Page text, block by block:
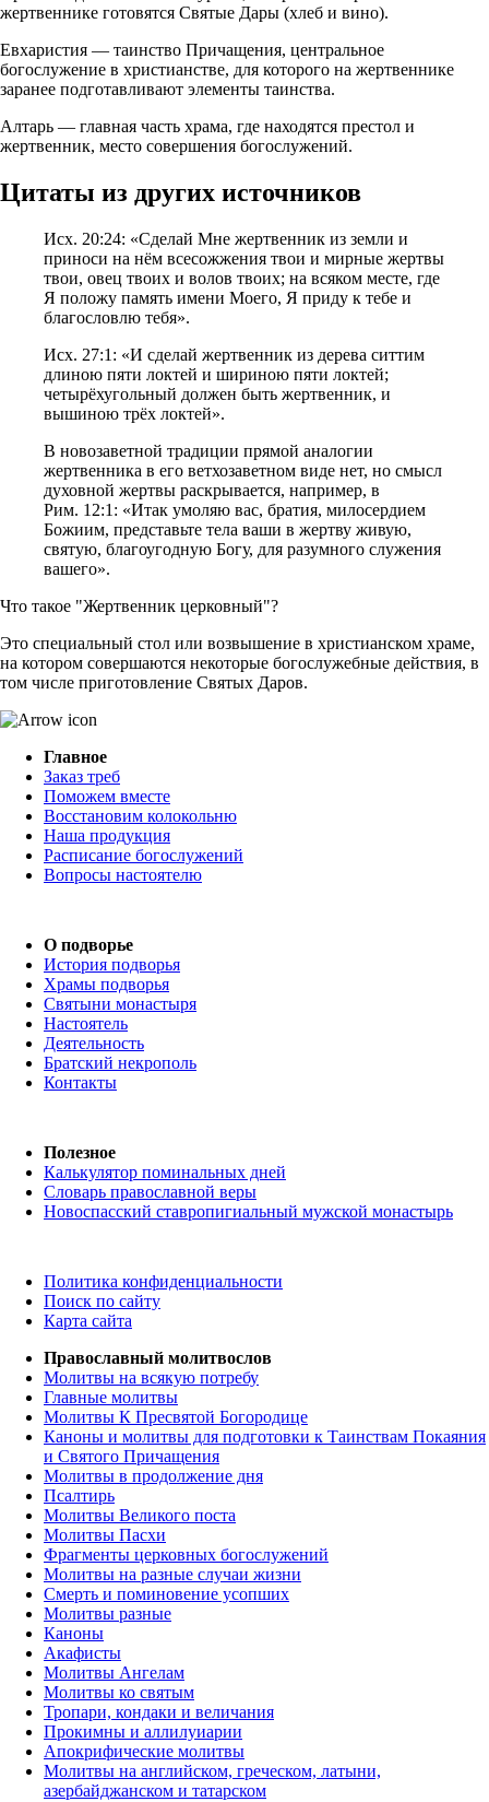
жертвеннике готовятся Святые Дары (хлеб и вино).
Евхаристия — таинство Причащения, центральное
богослужение в христианстве, для которого на жертвеннике
заранее подготавливают элементы таинства.
Алтарь — главная часть храма, где находятся престол и
жертвенник, место совершения богослужений.
Цитаты из других источников
Исх. 20:24: «Сделай Мне жертвенник из земли и
приноси на нём всесожжения твои и мирные жертвы
твои, овец твоих и волов твоих; на всяком месте, где
Я положу память имени Моего, Я приду к тебе и
благословлю тебя».
Исх. 27:1: «И сделай жертвенник из дерева ситтим
длиною пяти локтей и шириною пяти локтей;
четырёхугольный должен быть жертвенник, и
вышиною трёх локтей».
В новозаветной традиции прямой аналогии
жертвенника в его ветхозаветном виде нет, но смысл
духовной жертвы раскрывается, например, в
Рим. 12:1: «Итак умоляю вас, братия, милосердием
Божиим, представьте тела ваши в жертву живую,
святую, благоугодную Богу, для разумного служения
вашего».
Что такое "Жертвенник церковный"?
Это специальный стол или возвышение в христианском храме,
на котором совершаются некоторые богослужебные действия, в
том числе приготовление Святых Даров.
Главное
Заказ треб
Поможем вместе
Восстановим колокольню
Наша продукция
Расписание богослужений
Вопросы настоятелю
О подворье
История подворья
Храмы подворья
Святыни монастыря
Настоятель
Деятельность
Братский некрополь
Контакты
Полезное
Калькулятор поминальных дней
Словарь православной веры
Новоспасский ставропигиальный мужской монастырь
Политика конфиденциальности
Поиск по сайту
Карта сайта
Православный молитвослов
Молитвы на всякую потребу
Главные молитвы
Молитвы К Пресвятой Богородице
Каноны и молитвы для подготовки к Таинствам Покаяния
и Святого Причащения
Молитвы в продолжение дня
Псалтирь
Молитвы Великого поста
Молитвы Пасхи
Фрагменты церковных богослужений
Молитвы на разные случаи жизни
Смерть и поминовение усопших
Молитвы разные
Каноны
Акафисты
Молитвы Ангелам
Молитвы ко святым
Тропари, кондаки и величания
Прокимны и аллилуиарии
Апокрифические молитвы
Молитвы на английском, греческом, латыни,
азербайджанском и татарском